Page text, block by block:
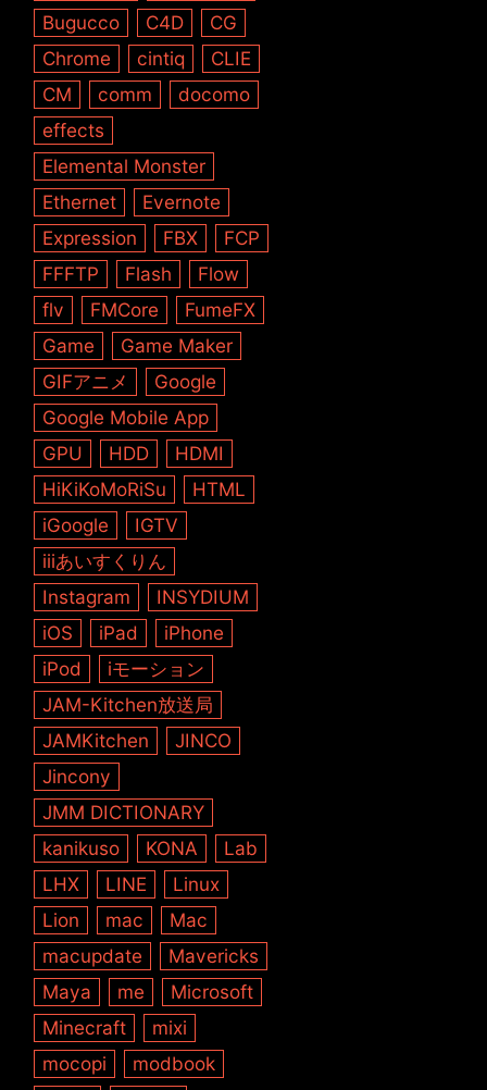
Bugucco
C4D
CG
Chrome
cintiq
CLIE
CM
comm
docomo
effects
Elemental Monster
Ethernet
Evernote
Expression
FBX
FCP
FFFTP
Flash
Flow
flv
FMCore
FumeFX
Game
Game Maker
GIFアニメ
Google
Google Mobile App
GPU
HDD
HDMI
HiKiKoMoRiSu
HTML
iGoogle
IGTV
iiiあいすくりん
Instagram
INSYDIUM
iOS
iPad
iPhone
iPod
iモーション
JAM-Kitchen放送局
JAMKitchen
JINCO
Jincony
JMM DICTIONARY
kanikuso
KONA
Lab
LHX
LINE
Linux
Lion
mac
Mac
macupdate
Mavericks
Maya
me
Microsoft
Minecraft
mixi
mocopi
modbook